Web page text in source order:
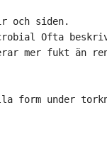
och siden.
Ofta
mer fukt än
under